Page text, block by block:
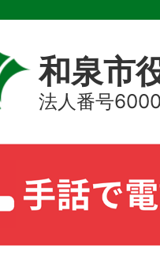
和泉市
法人番号